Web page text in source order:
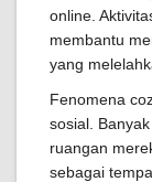
online.
membantu
yang
Fenomena
sosial.
ruangan
sebagai